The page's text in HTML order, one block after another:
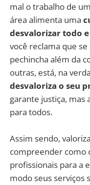
mal o trabalho de
área alimenta uma
desvalorizar todo
você reclama que
pechincha além da
outras, está, na
desvaloriza o seu
garante justiça, mas
para todos.
Assim sendo,
compreender como
profissionais para a
modo seus serviços